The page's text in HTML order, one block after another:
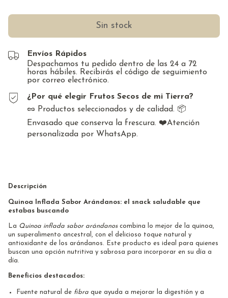
Envíos Rápidos
Despachamos tu pedido dentro de las 24 a 72
horas hábiles. Recibirás el código de seguimiento
por correo electrónico.
¿Por qué elegir Frutos Secos de mi Tierra?
🥜 Productos seleccionados y de calidad. 📦
Envasado que conserva la frescura. ❤️Atención
personalizada por WhatsApp.
Descripción
Quinoa Inflada Sabor Arándanos: el snack saludable que
estabas buscando
La Quinoa inflada sabor arándanoscombina lo mejor de la quinoa,
un superalimento ancestral, con el delicioso toque natural y
antioxidante de los arándanos. Este producto es ideal para quienes
buscan una opción nutritiva y sabrosa para incorporar en su día a
día.
Beneficios destacados:
Fuente natural de fibra que ayuda a mejorar la digestión y a